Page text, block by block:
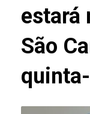
estará
São